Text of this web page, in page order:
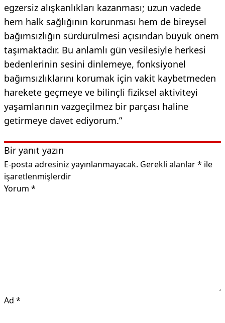
egzersiz alışkanlıkları kazanması; uzun vadede
hem halk sağlığının korunması hem de bireysel
bağımsızlığın sürdürülmesi açısından büyük önem
taşımaktadır. Bu anlamlı gün vesilesiyle herkesi
bedenlerinin sesini dinlemeye, fonksiyonel
bağımsızlıklarını korumak için vakit kaybetmeden
harekete geçmeye ve bilinçli fiziksel aktiviteyi
yaşamlarının vazgeçilmez bir parçası haline
getirmeye davet ediyorum.”
Bir yanıt yazın
E-posta adresiniz yayınlanmayacak. Gerekli alanlar* ile
işaretlenmişlerdir
Yorum *
Ad *